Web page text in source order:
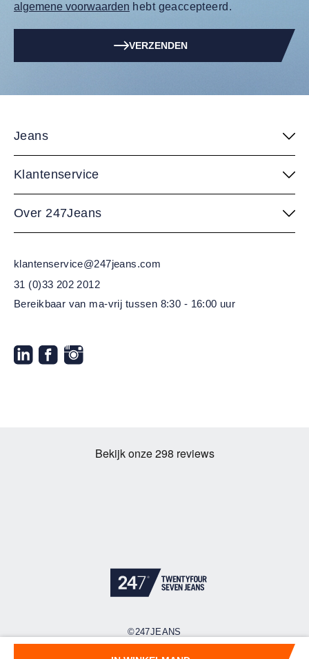
algemene voorwaarden hebt geaccepteerd.
VERZENDEN
Jeans
Klantenservice
Over 247Jeans
klantenservice@247jeans.com
31 (0)33 202 2012
Bereikbaar van ma-vrij tussen 8:30 - 16:00 uur
©247JEANS